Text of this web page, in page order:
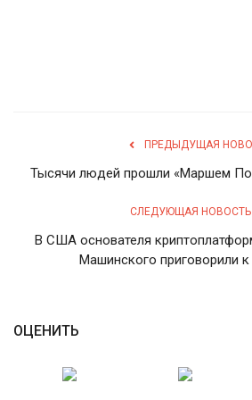
ПРЕДЫДУЩАЯ
Тысячи людей прошли «Маршем
СЛЕДУЮЩАЯ НОВОСТЬ
В США основателя
Машинского приговорили
ОЦЕНИТЬ